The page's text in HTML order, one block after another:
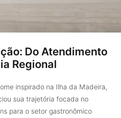
Do Atendimento
Regional
inspirado na Ilha da Madeira,
sua trajetória focada no
para o setor gastronômico